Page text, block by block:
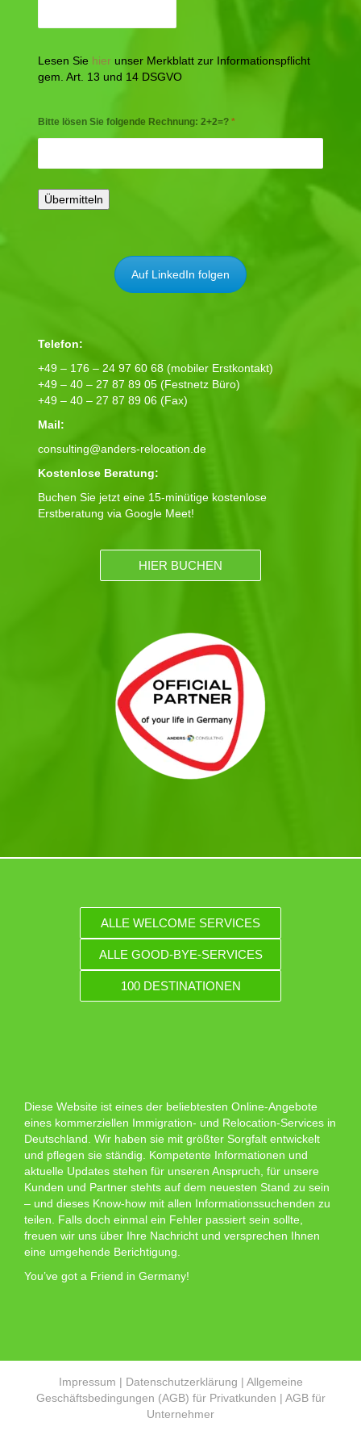
Lesen Sie hier unser Merkblatt zur Informationspflicht
gem. Art. 13 und 14 DSGVO
Bitte lösen Sie folgende Rechnung: 2+2=? *
Auf LinkedIn folgen
Telefon:
+49 – 176 – 24 97 60 68 (mobiler Erstkontakt)
+49 – 40 – 27 87 89 05 (Festnetz Büro)
+49 – 40 – 27 87 89 06 (Fax)
Mail:
consulting@anders-relocation.de
Kostenlose Beratung:
Buchen Sie jetzt eine 15-minütige kostenlose
Erstberatung via Google Meet!
HIER BUCHEN
ALLE WELCOME SERVICES
ALLE GOOD-BYE-SERVICES
100 DESTINATIONEN
Diese Website ist eines der beliebtesten Online-Angebote
eines kommerziellen Immigration- und Relocation-Services in
Deutschland. Wir haben sie mit größter Sorgfalt entwickelt
und pflegen sie ständig. Kompetente Informationen und
aktuelle Updates stehen für unseren Anspruch, für unsere
Kunden und Partner stehts auf dem neuesten Stand zu sein
– und dieses Know-how mit allen Informationssuchenden zu
teilen. Falls doch einmal ein Fehler passiert sein sollte,
freuen wir uns über Ihre Nachricht und versprechen Ihnen
eine umgehende Berichtigung.
You’ve got a Friend in Germany!
Impressum | Datenschutzerklärung | Allgemeine
Geschäftsbedingungen (AGB) für Privatkunden | AGB für
Unternehmer